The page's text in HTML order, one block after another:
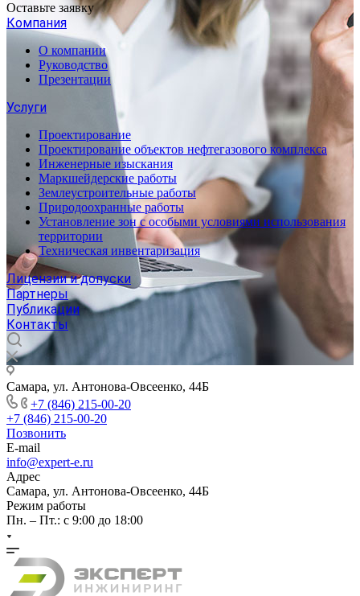
Оставьте заявку
Компания
О компании
Руководство
Презентации
Услуги
Проектирование
Проектирование объектов нефтегазового комплекса
Инженерные изыскания
Маркшейдерские работы
Землеустроительные работы
Природоохранные работы
Установление зон с особыми условиями использования
территории
Техническая инвентаризация
Лицензии и допуски
Партнеры
Публикации
Контакты
Самара, ул. Антонова-Овсеенко, 44Б
+7 (846) 215-00-20
+7 (846) 215-00-20
Позвонить
E-mail
info@expert-e.ru
Адрес
Самара, ул. Антонова-Овсеенко, 44Б
Режим работы
Пн. – Пт.: с 9:00 до 18:00